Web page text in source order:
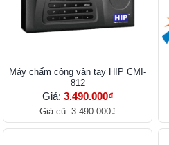
Máy chấm công vân tay HIP CMI-
812
Giá: 3.490.000₫
Giá cũ: 3.490.000₫